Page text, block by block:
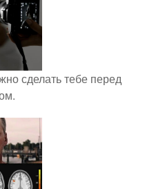
сделать тебе перед